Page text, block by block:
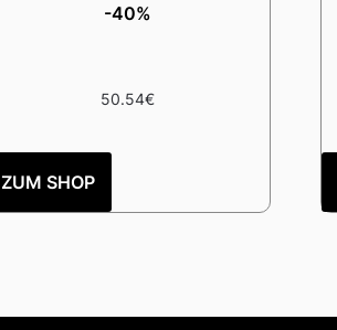
-40%
50.54€
ZUM SHOP